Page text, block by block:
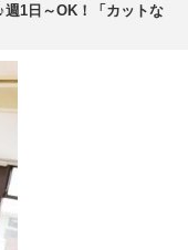
1日～OK！「カットな